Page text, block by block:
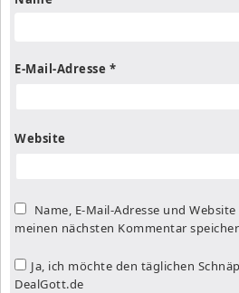
E-Mail-Adresse *
Website
Name, E-Mail-Adresse und
meinen nächsten Kommentar
Ja, ich möchte den täglichen
DealGott.de